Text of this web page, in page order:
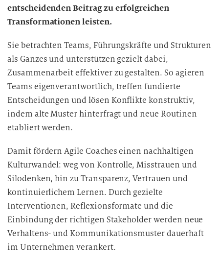
entscheidenden Beitrag zu erfolgreichen
Transformationen leisten.
Sie betrachten Teams, Führungskräfte und Strukturen
als Ganzes und unterstützen gezielt dabei,
Zusammenarbeit effektiver zu gestalten. So agieren
Teams eigenverantwortlich, treffen fundierte
Entscheidungen und lösen Konflikte konstruktiv,
indem alte Muster hinterfragt und neue Routinen
etabliert werden.
Damit fördern Agile Coaches einen nachhaltigen
Kulturwandel: weg von Kontrolle, Misstrauen und
Silodenken, hin zu Transparenz, Vertrauen und
kontinuierlichem Lernen. Durch gezielte
Interventionen, Reflexionsformate und die
Einbindung der richtigen Stakeholder werden neue
Verhaltens- und Kommunikationsmuster dauerhaft
im Unternehmen verankert.